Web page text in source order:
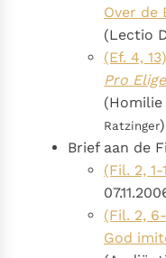
Over de
(Lectio
(Ef. 4, 13)
Pro
(Homilie
Ratzinger)
Brief aan de
(Fil. 2, 1-
(Fil. 2, 6-
God